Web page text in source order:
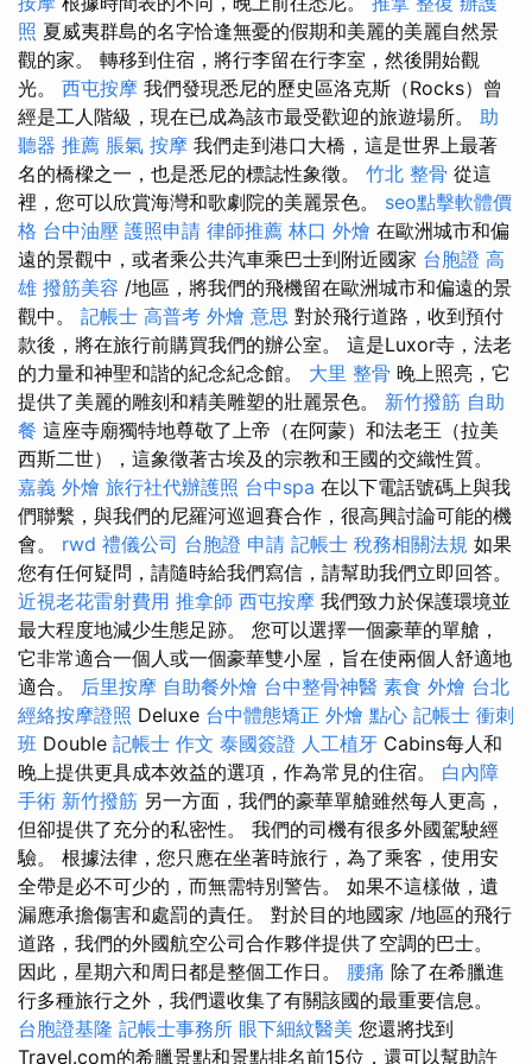
照 夏威夷群島的名字恰逢無憂的假期和美麗的美麗自然景
觀的家。 轉移到住宿，將行李留在行李室，然後開始觀
光。 西屯按摩 我們發現悉尼的歷史區洛克斯（Rocks）曾
經是工人階級，現在已成為該市最受歡迎的旅遊場所。 助
聽器 推薦 脹氣 按摩 我們走到港口大橋，這是世界上最著
名的橋樑之一，也是悉尼的標誌性象徵。 竹北 整骨 從這
裡，您可以欣賞海灣和歌劇院的美麗景色。 seo點擊軟體價
格 台中油壓 護照申請 律師推薦 林口 外燴 在歐洲城市和偏
遠的景觀中，或者乘公共汽車乘巴士到附近國家 台胞證 高
雄 撥筋美容 /地區，將我們的飛機留在歐洲城市和偏遠的景
觀中。 記帳士 高普考 外燴 意思 對於飛行道路，收到預付
款後，將在旅行前購買我們的辦公室。 這是Luxor寺，法老
的力量和神聖和諧的紀念紀念館。 大里 整骨 晚上照亮，它
提供了美麗的雕刻和精美雕塑的壯麗景色。 新竹撥筋 自助
餐 這座寺廟獨特地尊敬了上帝（在阿蒙）和法老王（拉美
西斯二世），這象徵著古埃及的宗教和王國的交織性質。
嘉義 外燴 旅行社代辦護照 台中spa 在以下電話號碼上與我
們聯繫，與我們的尼羅河巡迴賽合作，很高興討論可能的機
會。 rwd 禮儀公司 台胞證 申請 記帳士 稅務相關法規 如果
您有任何疑問，請隨時給我們寫信，請幫助我們立即回答。
近視老花雷射費用 推拿師 西屯按摩 我們致力於保護環境並
最大程度地減少生態足跡。 您可以選擇一個豪華的單艙，
它非常適合一個人或一個豪華雙小屋，旨在使兩個人舒適地
適合。 后里按摩 自助餐外燴 台中整骨神醫 素食 外燴 台北
經絡按摩證照 Deluxe 台中體態矯正 外燴 點心 記帳士 衝刺
班 Double 記帳士 作文 泰國簽證 人工植牙 Cabins每人和
晚上提供更具成本效益的選項，作為常見的住宿。 白內障
手術 新竹撥筋 另一方面，我們的豪華單艙雖然每人更高，
但卻提供了充分的私密性。 我們的司機有很多外國駕駛經
驗。 根據法律，您只應在坐著時旅行，為了乘客，使用安
全帶是必不可少的，而無需特別警告。 如果不這樣做，遺
漏應承擔傷害和處罰的責任。 對於目的地國家 /地區的飛行
道路，我們的外國航空公司合作夥伴提供了空調的巴士。
因此，星期六和周日都是整個工作日。 腰痛 除了在希臘進
行多種旅行之外，我們還收集了有關該國的最重要信息。
台胞證基隆 記帳士事務所 眼下細紋醫美 您還將找到
Travel.com的希臘景點和景點排名前15位，還可以幫助許